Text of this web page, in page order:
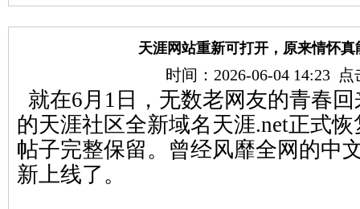
天涯网站重新可打开，原来情怀真
时间：2026-06-04 14:23
就在6月1日，无数老网友的青春
的天涯社区全新域名天涯.net正式
帖子完整保留。曾经风靡全网的中
新上线了。